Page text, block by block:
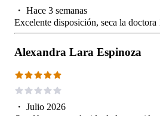
・ Hace 3 semanas
Excelente disposición, seca la doctora
Alexandra Lara Espinoza
・ Julio 2026